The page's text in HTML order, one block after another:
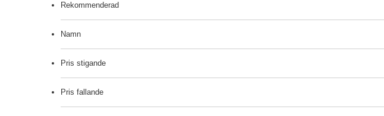
Rekommenderad
Namn
Pris stigande
Pris fallande